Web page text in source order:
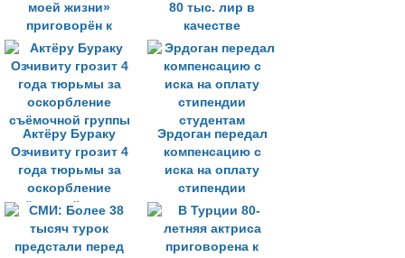
моей жизни»
приговорён к
тюрьме
80 тыс. лир в
качестве
компенсации
Актёру Бураку
Озчивиту грозит 4
года тюрьмы за
оскорбление
съёмочной группы
Эрдоган передал
компенсацию с
иска на оплату
стипендии
студентам